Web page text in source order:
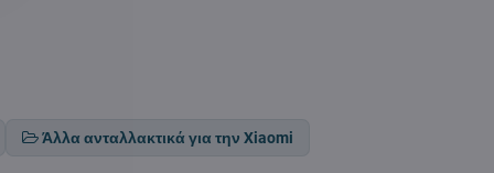
Άλλα ανταλλακτικά για την Xiaomi